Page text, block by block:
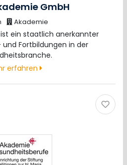
GmbH
Akademie
ist ein staatlich anerkannter
Fortbildungen in der
erfahren